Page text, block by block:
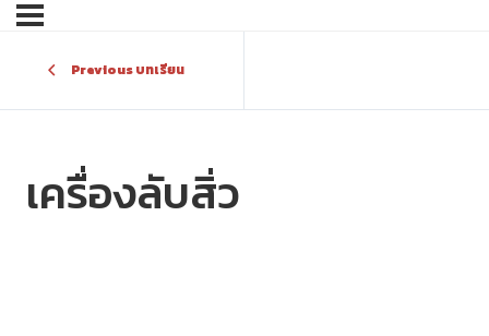
Previous บทเรียน
เครื่องลับสิ่ว